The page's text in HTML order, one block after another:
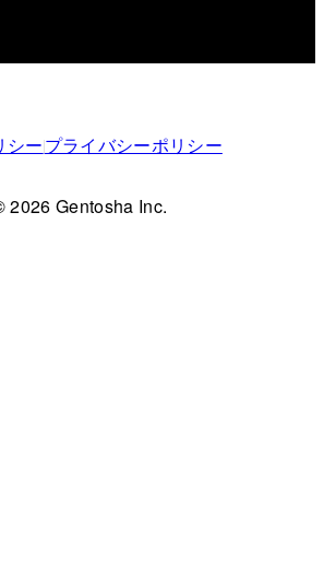
シープライバシーポリシー
2026 Gentosha Inc.